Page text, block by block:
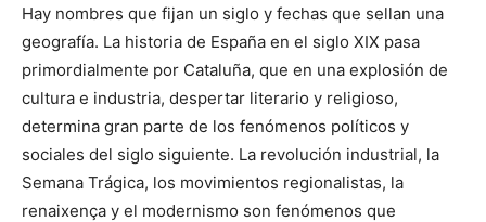
Hay nombres que fijan un siglo y fechas que sellan una
geografía. La historia de España en el siglo XIX pasa
primordialmente por Cataluña, que en una explosión de
cultura e industria, despertar literario y religioso,
determina gran parte de los fenómenos políticos y
sociales del siglo siguiente. La revolución industrial, la
Semana Trágica, los movimientos regionalistas, la
renaixença y el modernismo son fenómenos que